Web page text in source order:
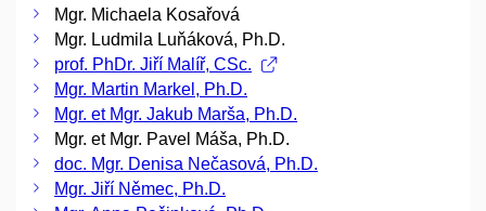
Mgr. Michaela Kosařová
Mgr. Ludmila Luňáková, Ph.D.
prof. PhDr. Jiří Malíř, CSc.
Mgr. Martin Markel, Ph.D.
Mgr. et Mgr. Jakub Marša, Ph.D.
Mgr. et Mgr. Pavel Máša, Ph.D.
doc. Mgr. Denisa Nečasová, Ph.D.
Mgr. Jiří Němec, Ph.D.